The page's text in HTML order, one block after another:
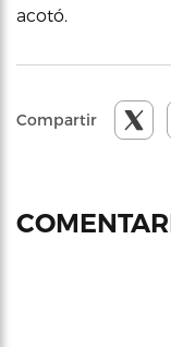
acotó.
Compartir